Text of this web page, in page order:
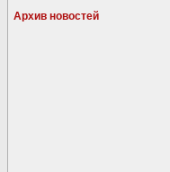
Архив новостей